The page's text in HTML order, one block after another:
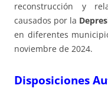
reconstrucción y
causados por la
en diferentes
noviembre de 2024.
Disposiciones